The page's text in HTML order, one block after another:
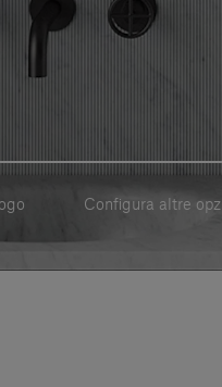
Configura altre